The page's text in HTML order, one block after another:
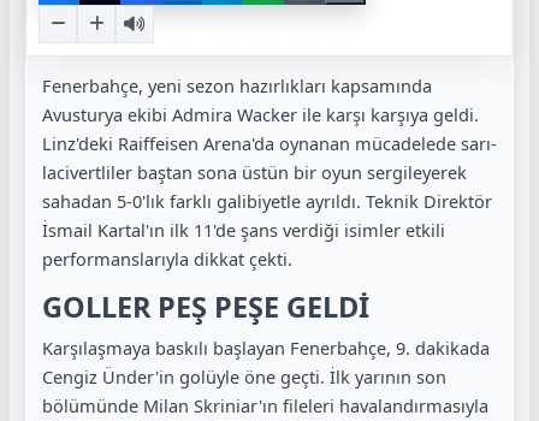
Fenerbahçe, yeni sezon hazırlıkları kapsamında
Avusturya ekibi Admira Wacker ile karşı karşıya geldi.
Linz'deki Raiffeisen Arena'da oynanan mücadelede sarı-
lacivertliler baştan sona üstün bir oyun sergileyerek
sahadan 5-0'lık farklı galibiyetle ayrıldı. Teknik Direktör
İsmail Kartal'ın ilk 11'de şans verdiği isimler etkili
performanslarıyla dikkat çekti.
GOLLER PEŞ PEŞE GELDİ
Karşılaşmaya baskılı başlayan Fenerbahçe, 9. dakikada
Cengiz Ünder'in golüyle öne geçti. İlk yarının son
bölümünde Milan Skriniar'ın fileleri havalandırmasıyla